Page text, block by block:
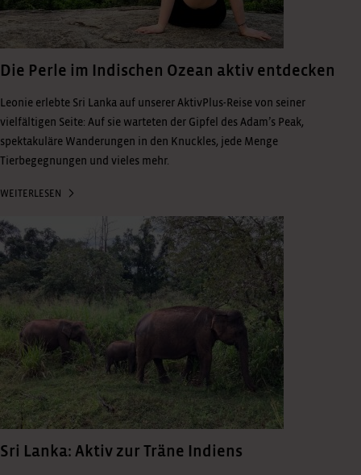
Die Perle im Indischen Ozean aktiv entdecken
Leonie erlebte Sri Lanka auf unserer AktivPlus-Reise von seiner
vielfältigen Seite: Auf sie warteten der Gipfel des Adam’s Peak,
spektakuläre Wanderungen in den Knuckles, jede Menge
Tierbegegnungen und vieles mehr.
WEITERLESEN
Sri Lanka: Aktiv zur Träne Indiens